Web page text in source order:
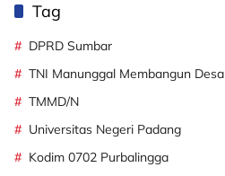
Tag
DPRD Sumbar
TNI Manunggal Membangun Desa
TMMD/N
Universitas Negeri Padang
Kodim 0702 Purbalingga